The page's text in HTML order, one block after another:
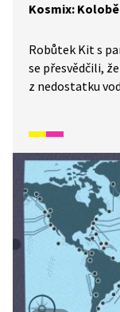
Kosmix:
Robůtek Kit s
se přesvědčili,
z nedostatku
prohlédněte v
Pod hladinou.